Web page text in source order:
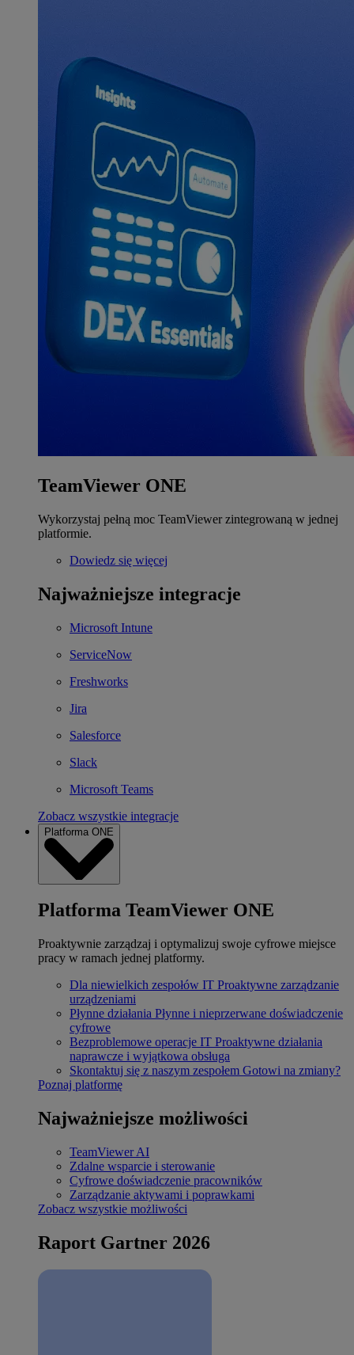
TeamViewer ONE
Wykorzystaj pełną moc TeamViewer zintegrowaną w jednej
platformie.
Dowiedz się więcej
Najważniejsze integracje
Microsoft Intune
ServiceNow
Freshworks
Jira
Salesforce
Slack
Microsoft Teams
Zobacz wszystkie integracje
Platforma ONE
Platforma TeamViewer ONE
Proaktywnie zarządzaj i optymalizuj swoje cyfrowe miejsce
pracy w ramach jednej platformy.
Dla niewielkich zespołów IT Proaktywne zarządzanie
urządzeniami
Płynne działania Płynne i nieprzerwane doświadczenie
cyfrowe
Bezproblemowe operacje IT Proaktywne działania
naprawcze i wyjątkowa obsługa
Skontaktuj się z naszym zespołem Gotowi na zmiany?
Poznaj platformę
Najważniejsze możliwości
TeamViewer AI
Zdalne wsparcie i sterowanie
Cyfrowe doświadczenie pracowników
Zarządzanie aktywami i poprawkami
Zobacz wszystkie możliwości
Raport Gartner 2026